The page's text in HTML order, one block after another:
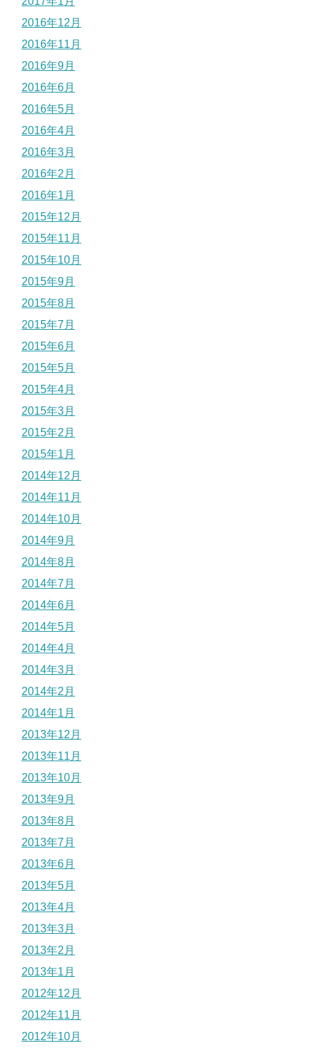
2016年12月
2016年11月
2016年9月
2016年6月
2016年5月
2016年4月
2016年3月
2016年2月
2016年1月
2015年12月
2015年11月
2015年10月
2015年9月
2015年8月
2015年7月
2015年6月
2015年5月
2015年4月
2015年3月
2015年2月
2015年1月
2014年12月
2014年11月
2014年10月
2014年9月
2014年8月
2014年7月
2014年6月
2014年5月
2014年4月
2014年3月
2014年2月
2014年1月
2013年12月
2013年11月
2013年10月
2013年9月
2013年8月
2013年7月
2013年6月
2013年5月
2013年4月
2013年3月
2013年2月
2013年1月
2012年12月
2012年11月
2012年10月